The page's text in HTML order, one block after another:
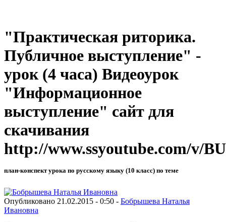
"Практическая риторика.
Публичное выступление" -
урок (4 часа) Видеоурок
"Информационное
выступление" сайт для
скачивания
http://www.ssyoutube.com/v/
план-конспект урока по русскому языку (10 класс) по теме
Опубликовано 21.02.2015 - 0:50 - Бобрышева Наталья
Ивановна